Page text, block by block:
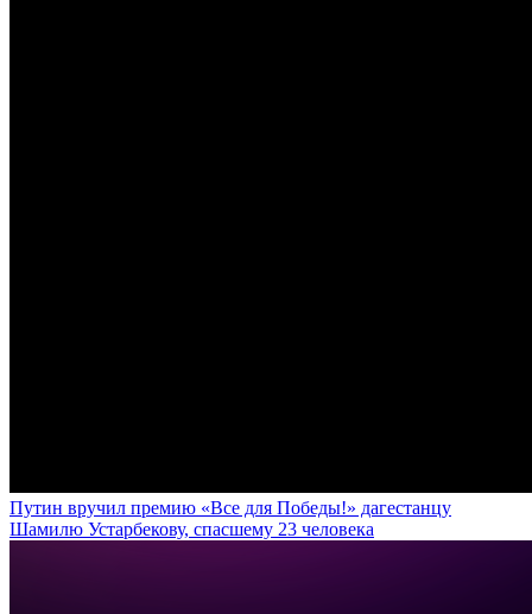
Путин вручил премию «Все для Победы!» дагестанцу
Шамилю Устарбекову, спасшему 23 человека